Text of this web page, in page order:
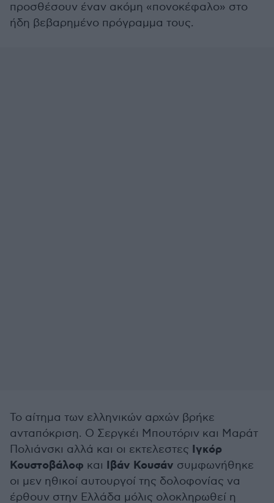
προσθέσουν έναν ακόμη «πονοκέφαλο» στο
ήδη βεβαρημένο πρόγραμμα τους.
Το αίτημα των ελληνικών αρχών βρήκε
ανταπόκριση. Ο Σεργκέι Μπουτόριν και Μαράτ
Πολιάνσκι αλλά και οι εκτελεστες Ιγκόρ
Κουστοβάλοφ και Ιβάν Κουσάν συμφωνήθηκε
οι μεν ηθικοί αυτουργοί της δολοφονίας να
έρθουν στην Ελλάδα μόλις ολοκληρωθεί η